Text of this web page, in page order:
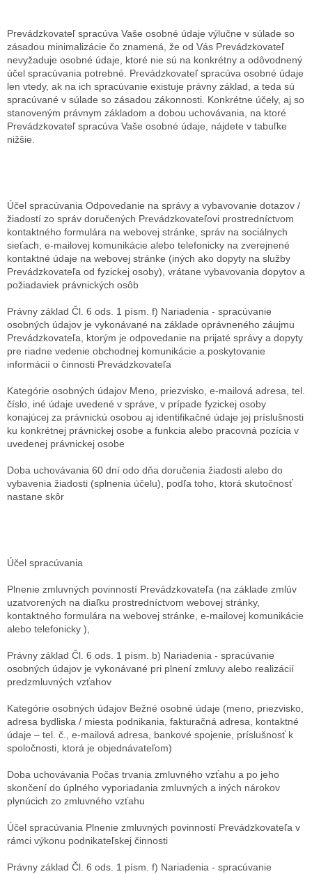
Prevádzkovateľ spracúva Vaše osobné údaje výlučne v súlade so
zásadou minimalizácie čo znamená, že od Vás Prevádzkovateľ
nevyžaduje osobné údaje, ktoré nie sú na konkrétny a odôvodnený
účel spracúvania potrebné. Prevádzkovateľ spracúva osobné údaje
len vtedy, ak na ich spracúvanie existuje právny základ, a teda sú
spracúvané v súlade so zásadou zákonnosti. Konkrétne účely, aj so
stanoveným právnym základom a dobou uchovávania, na ktoré
Prevádzkovateľ spracúva Vaše osobné údaje, nájdete v tabuľke
nižšie.
Účel spracúvania Odpovedanie na správy a vybavovanie dotazov /
žiadostí zo správ doručených Prevádzkovateľovi prostredníctvom
kontaktného formulára na webovej stránke, správ na sociálnych
sieťach, e-mailovej komunikácie alebo telefonicky na zverejnené
kontaktné údaje na webovej stránke (iných ako dopyty na služby
Prevádzkovateľa od fyzickej osoby), vrátane vybavovania dopytov a
požiadaviek právnických osôb
Právny základ Čl. 6 ods. 1 písm. f) Nariadenia - spracúvanie
osobných údajov je vykonávané na základe oprávneného záujmu
Prevádzkovateľa, ktorým je odpovedanie na prijaté správy a dopyty
pre riadne vedenie obchodnej komunikácie a poskytovanie
informácií o činnosti Prevádzkovateľa
Kategórie osobných údajov Meno, priezvisko, e-mailová adresa, tel.
číslo, iné údaje uvedené v správe, v prípade fyzickej osoby
konajúcej za právnickú osobou aj identifikačné údaje jej príslušnosti
ku konkrétnej právnickej osobe a funkcia alebo pracovná pozícia v
uvedenej právnickej osobe
Doba uchovávania 60 dní odo dňa doručenia žiadosti alebo do
vybavenia žiadosti (splnenia účelu), podľa toho, ktorá skutočnosť
nastane skôr
Účel spracúvania
Plnenie zmluvných povinností Prevádzkovateľa (na základe zmlúv
uzatvorených na diaľku prostredníctvom webovej stránky,
kontaktného formulára na webovej stránke, e-mailovej komunikácie
alebo telefonicky ),
Právny základ Čl. 6 ods. 1 písm. b) Nariadenia - spracúvanie
osobných údajov je vykonávané pri plnení zmluvy alebo realizácií
predzmluvných vzťahov
Kategórie osobných údajov Bežné osobné údaje (meno, priezvisko,
adresa bydliska / miesta podnikania, fakturačná adresa, kontaktné
údaje – tel. č., e-mailová adresa, bankové spojenie, príslušnosť k
spoločnosti, ktorá je objednávateľom)
Doba uchovávania Počas trvania zmluvného vzťahu a po jeho
skončení do úplného vyporiadania zmluvných a iných nárokov
plynúcich zo zmluvného vzťahu
Účel spracúvania Plnenie zmluvných povinností Prevádzkovateľa v
rámci výkonu podnikateľskej činnosti
Právny základ Čl. 6 ods. 1 písm. f) Nariadenia - spracúvanie